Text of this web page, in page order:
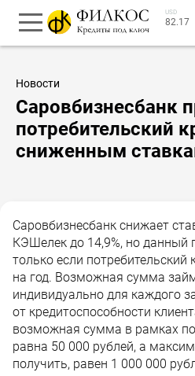
USD
82.17
Новости
Саровбизнесбанк
потребительский
сниженным
Саровбизнесбанк снижает
КЭШелек до 14,9%, но данный
только если потребительский
на год. Возможная сумма
индивидуально для каждого
от кредитоспособности
возможная сумма в рамках
равна 50 000 рублей, а
получить, равен 1 000 000